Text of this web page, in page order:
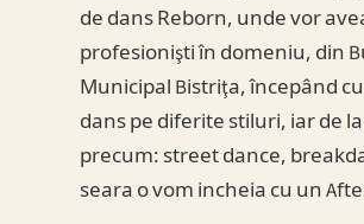
de dans Reborn, unde vor
profesionişti în domeniu, din
Municipal Bistriţa, începând
dans pe diferite stiluri, iar de
precum: street dance,
seara o vom incheia cu un